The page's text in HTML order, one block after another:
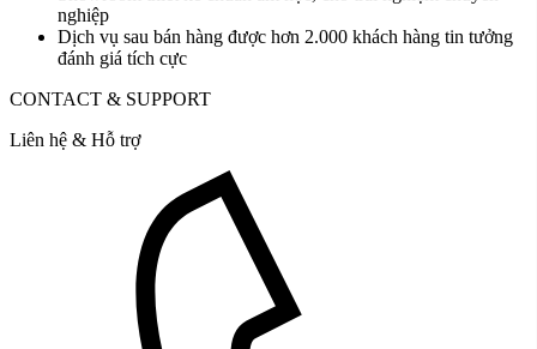
nghiệp
Dịch vụ sau bán hàng được hơn 2.000 khách hàng tin tưởng
đánh giá tích cực
CONTACT & SUPPORT
Liên hệ & Hỗ trợ